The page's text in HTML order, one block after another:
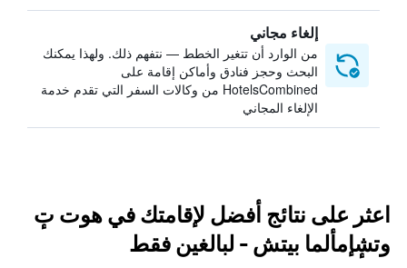
إلغاء مجاني
من الوارد أن تتغير الخطط — نتفهم ذلك. ولهذا يمكنك
البحث وحجز فنادق وأماكن إقامة على
HotelsCombined من وكالات السفر التي تقدم خدمة
الإلغاء المجاني
اعثر على نتائج أفضل لإقامتك في هوت تٕ
وتشٕإمألما بيتش - لبالغين فقط